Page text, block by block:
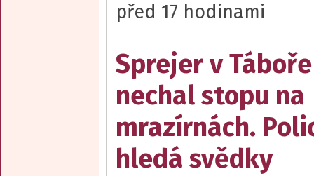
před 17 hodinami
Sprejer v Táboře
nechal stopu na
mrazírnách.
hledá svědky